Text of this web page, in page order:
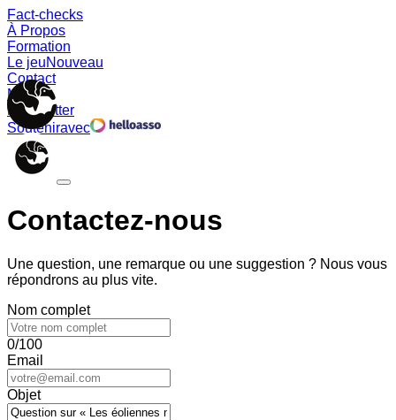
Fact-checks
À Propos
Formation
Le jeuNouveau
Contact
Memes
Newsletter
Souteniravec
Contactez-nous
Une question, une remarque ou une suggestion ? Nous vous
répondrons au plus vite.
Nom complet
0/100
Email
Objet